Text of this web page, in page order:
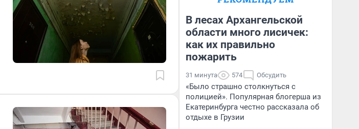
В лесах Архангельской
области много лисичек:
как их правильно
пожарить
31 минута 574 Обсудить
«Было страшно столкнуться с
полицией». Популярная блогерша из
Екатеринбурга честно рассказала об
отдыхе в Грузии